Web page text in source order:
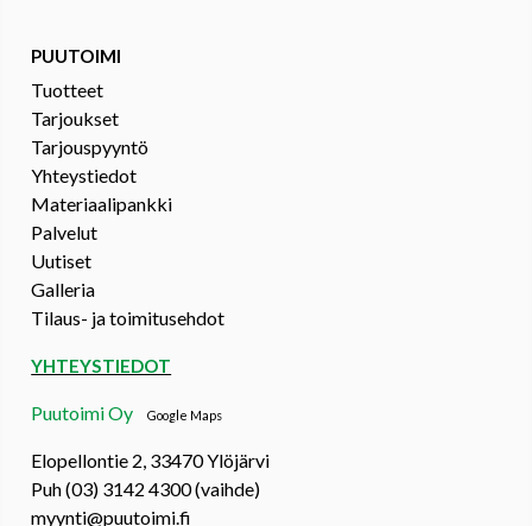
PUUTOIMI
Tuotteet
Tarjoukset
Tarjouspyyntö
Yhteystiedot
Materiaalipankki
Palvelut
Uutiset
Galleria
Tilaus- ja toimitusehdot
YHTEYSTIEDOT
Puutoimi OyGoogle Maps
Elopellontie 2, 33470 Ylöjärvi
Puh (03) 3142 4300 (vaihde)
myynti@puutoimi.fi